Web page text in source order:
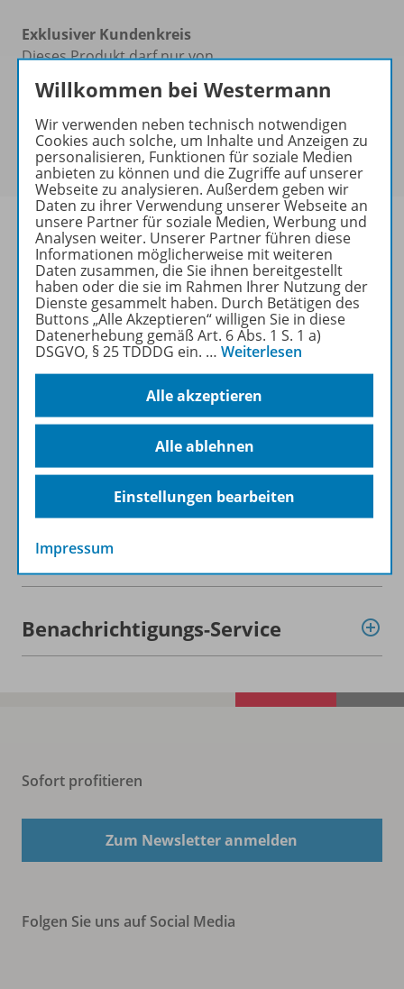
Exklusiver Kundenkreis
Dieses Produkt darf nur von
Ausbildern/Ausbilderinnen, Dozenten/Dozentinnen,
Erziehern/Erzieherinnen, Lehrkräften,
Referendaren/Referendarinnen,
Studenten/Studentinnen und Universitätslehrenden
erworben werden.
Produktinformationen
Beschreibung
Lizenzbedingungen
Zugehörige Produkte
Demoversion
Benachrichtigungs-Service
Sofort profitieren
Zum Newsletter anmelden
Folgen Sie uns auf Social Media
Willkommen bei Westermann
Wir verwenden neben technisch notwendigen
Cookies auch solche, um Inhalte und Anzeigen zu
personalisieren, Funktionen für soziale Medien
anbieten zu können und die Zugriffe auf unserer
Webseite zu analysieren. Außerdem geben wir
Daten zu ihrer Verwendung unserer Webseite an
unsere Partner für soziale Medien, Werbung und
Analysen weiter. Unserer Partner führen diese
Informationen möglicherweise mit weiteren
Daten zusammen, die Sie ihnen bereitgestellt
haben oder die sie im Rahmen Ihrer Nutzung der
Dienste gesammelt haben. Durch Betätigen des
Buttons „Alle Akzeptieren“ willigen Sie in diese
Datenerhebung gemäß Art. 6 Abs. 1 S. 1 a)
DSGVO, § 25 TDDDG ein. … Weiterlesen
Alle akzeptieren
Alle ablehnen
Einstellungen bearbeiten
Impressum